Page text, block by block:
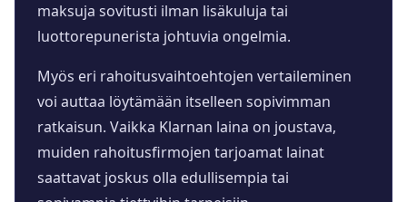
maksuja sovitusti ilman lisäkuluja tai
luottorepunerista johtuvia ongelmia.
Myös eri rahoitusvaihtoehtojen vertaileminen
voi auttaa löytämään itselleen sopivimman
ratkaisun. Vaikka Klarnan laina on joustava,
muiden rahoitusfirmojen tarjoamat lainat
saattavat joskus olla edullisempia tai